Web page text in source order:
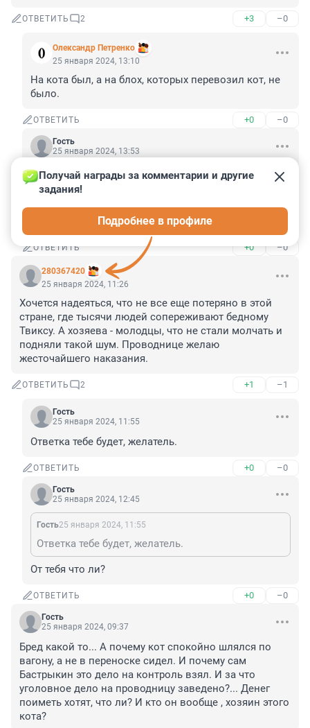
ОТВЕТИТЬ 2 +3 –0
Олександр Петренко
25 января 2024, 13:10
На кота был, а на блох, которых перевозил кот, не
было.
ОТВЕТИТЬ +0 –0
Гость
25 января 2024, 13:53
Олександр Петренко25 января 2024, 13:10
Но твоих-то бесплатно везут.
ОТВЕТИТЬ +0 –0
280367420
Получай награды за комментарии и другие
задания!
Подробнее в профиле
25 января 2024, 11:26
Хочется надеяться, что не все еще потеряно в этой
стране, где тысячи людей сопереживают бедному
Твиксу. А хозяева - молодцы, что не стали молчать и
подняли такой шум. Проводнице желаю
жесточайшего наказания.
ОТВЕТИТЬ 2 +1 –1
Гость
25 января 2024, 11:55
Ответка тебе будет, желатель.
ОТВЕТИТЬ +0 –0
Гость
25 января 2024, 12:45
Гость25 января 2024, 11:55
Ответка тебе будет, желатель.
От тебя что ли?
ОТВЕТИТЬ +0 –0
Гость
25 января 2024, 09:37
Бред какой то... А почему кот спокойно шлялся по
вагону, а не в переноске сидел. И почему сам
Бастрыкин это дело на контроль взял. И за что
уголовное дело на проводницу заведено?... Денег
поиметь хотят, что ли? И кто он вообще , хозяин этого
кота?